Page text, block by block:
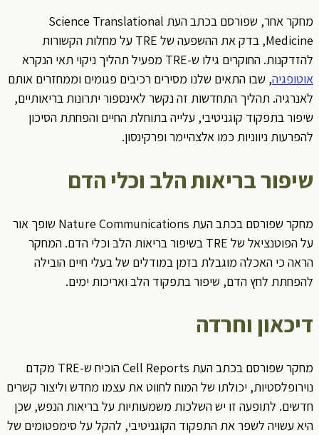
מחקר אחר, שפורסם בכתב העת Science Translational
Medicine, בדק את ההשפעה של TRE על מחלות הקשורות
להזדקנות. החוקרים גילו ש-TRE מפעיל תהליך ניקוי תאי הנקרא
אוטופגיה, שבו התאים שלנו מסירים רכיבים פגומים וממחזרים אותם
לאנרגיה. תהליך התחדשות זה נקשר לאינספור יתרונות בריאותיים,
שיפור בתפקוד קוגניטיבי, עלייה בתוחלת החיים והפחתת הסיכון
להפרעות ניווניות כמו אלצהיימר ופרקינסון.
שיפור בריאות הלב וכלי הדם
מחקר שפורסם בכתב העת Nature Communications שופך אור
על הפוטנציאל של TRE בשיפור בריאות הלב וכלי הדם. המחקר
הראה כי האכלה מוגבלת בזמן במודלים של בעלי חיים הובילה
להפחתת לחץ הדם, שיפור בתפקוד הלב ואריכות ימים.
דיכאון וחרדה
מחקר שפורסם בכתב העת Cell Reports הוכיח ש-TRE מקדם
נוירופלסטיות, יכולתו של המוח לחווט את עצמו מחדש וליצור קשרים
חדשים. לתופעה זו יש השלכות משמעותיות על בריאות הנפש, שכן
היא עשויה לשפר את התפקוד הקוגניטיבי, להקל על סימפטומים של